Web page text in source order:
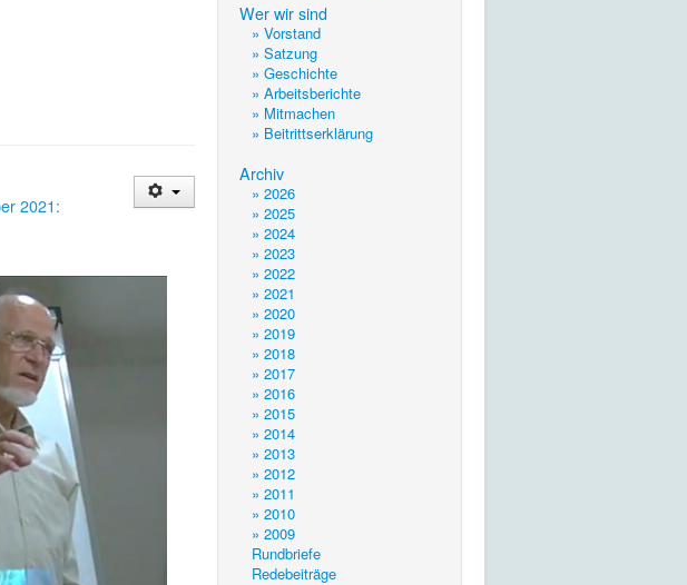
2021:
Wer wir sind
» Vorstand
» Satzung
» Geschichte
» Arbeitsberichte
» Mitmachen
» Beitrittserklärung
Archiv
» 2026
» 2025
» 2024
» 2023
» 2022
» 2021
» 2020
» 2019
» 2018
» 2017
» 2016
» 2015
» 2014
» 2013
» 2012
» 2011
» 2010
» 2009
Rundbriefe
Redebeiträge